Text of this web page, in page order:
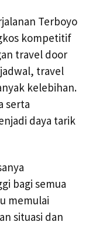
Terboyo
kompetitif
travel door
travel
kelebihan.
serta
daya tarik
bagi semua
memulai
situasi dan